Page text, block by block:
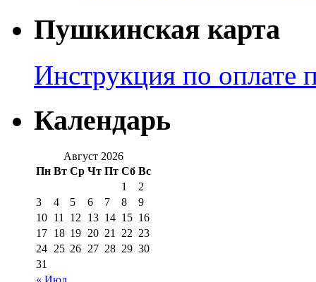
Пушкинская карта
Инструкция по оплате
Календарь
Август 2026
Пн Вт Ср Чт Пт Сб Вс
« Июл
1
2
3
4 5 6 7 8
9
10 11 12 13 14 15 16
17 18 19 20 21 22 23
24 25 26 27 28 29 30
31